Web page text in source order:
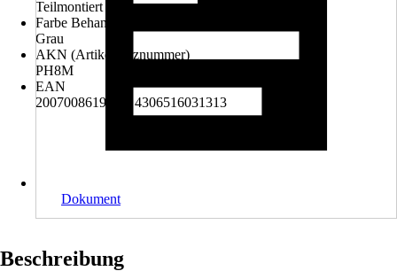
Teilmontiert
Farbe Behang
Grau
AKN (Artikelkurznummer)
PH8M
EAN
2007008619034, 4306516031313
Dokument
Beschreibung